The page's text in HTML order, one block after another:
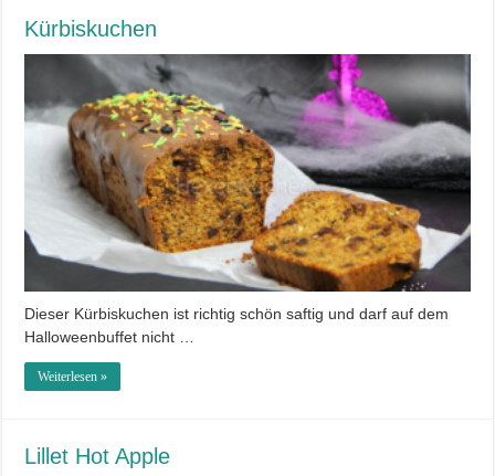
Kürbiskuchen
Dieser Kürbiskuchen ist richtig schön saftig und darf auf dem
Halloweenbuffet nicht …
Weiterlesen »
Lillet Hot Apple